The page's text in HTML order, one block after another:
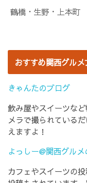
鶴橋・生野・上本町
おすすめ関西グルメ
きゃんたのブログ
飲み屋やスイーツな
メラで撮られている
えますよ！
よっしー@関西グル
カフェやスイーツの